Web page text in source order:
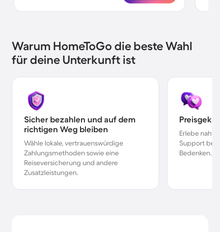
Warum HomeToGo die beste Wahl
für deine Unterkunft ist
Sicher bezahlen und auf dem
richtigen Weg bleiben
Wähle lokale, vertrauenswürdige
Zahlungsmethoden sowie eine
Reiseversicherung und andere
Zusatzleistungen.
Erlebe
Support bei
Bedenken.